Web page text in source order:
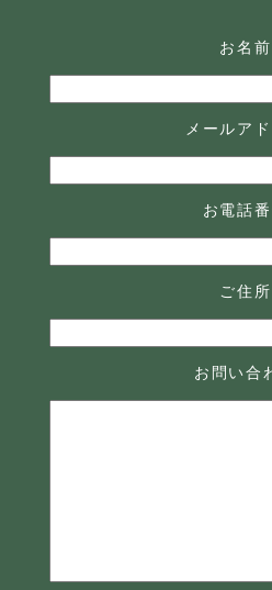
お名前
メールア
お電話
ご住所
お問い合